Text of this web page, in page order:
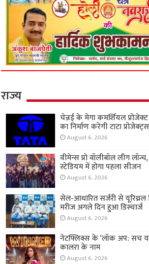
राज्य
चेन्नई के मेगा कमर्शियल
का निर्माण करेगी टाटा प्रोजेक्ट्स
August 6, 2026
वीमेन्स प्रो वॉलीबॉल लीग
स्टेडियम में होगा पहला सीजन
August 6, 2026
सेल-आधारित सर्जरी से यूरिथ्रल
मरीज अगले दिन हुआ डिस्चार्ज
August 6, 2026
नेटफ्लिक्स के ‘लॉक अप: सच या
कालरा के नाम
August 6, 2026